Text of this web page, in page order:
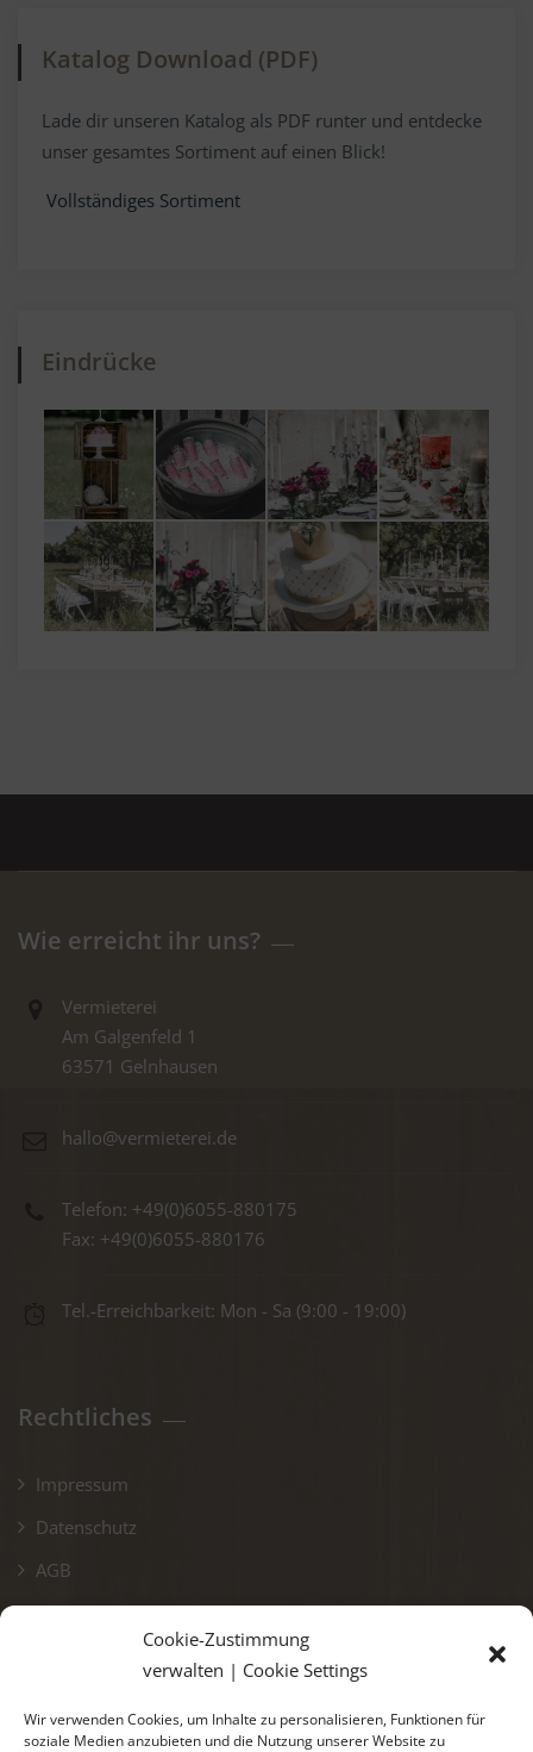
Cookie-Zustimmung
verwalten | Cookie Settings
Wir verwenden Cookies, um Inhalte zu personalisieren, Funktionen für
soziale Medien anzubieten und die Nutzung unserer Website zu
Katalog Download (PDF)
Lade dir unseren Katalog als PDF runter und entdecke
unser gesamtes Sortiment auf einen Blick!
Vollständiges Sortiment
Eindrücke
Wie erreicht ihr uns?
Vermieterei
Am Galgenfeld 1
63571 Gelnhausen
hallo@vermieterei.de
Telefon: +49(0)6055-880175
Fax: +49(0)6055-880176
Tel.-Erreichbarkeit: Mon - Sa (9:00 - 19:00)
Rechtliches
Impressum
Datenschutz
AGB
Widerruf